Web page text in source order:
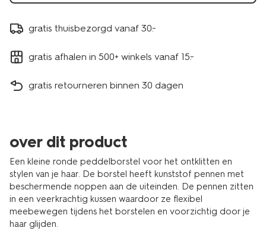
gratis thuisbezorgd vanaf 30.-
gratis afhalen in 500+ winkels vanaf 15.-
gratis retourneren binnen 30 dagen
over dit product
Een kleine ronde peddelborstel voor het ontklitten en
stylen van je haar. De borstel heeft kunststof pennen met
beschermende noppen aan de uiteinden. De pennen zitten
in een veerkrachtig kussen waardoor ze flexibel
meebewegen tijdens het borstelen en voorzichtig door je
haar glijden.